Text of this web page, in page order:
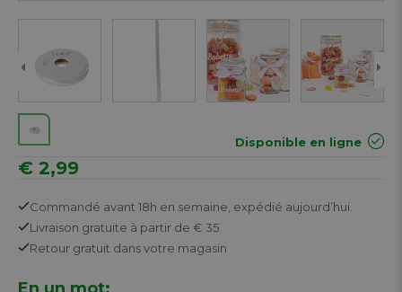
Disponible en ligne
€ 2,99
Commandé avant 18h en semaine, expédié aujourd’hui.
Livraison gratuite à partir de € 35
Retour gratuit dans votre magasin